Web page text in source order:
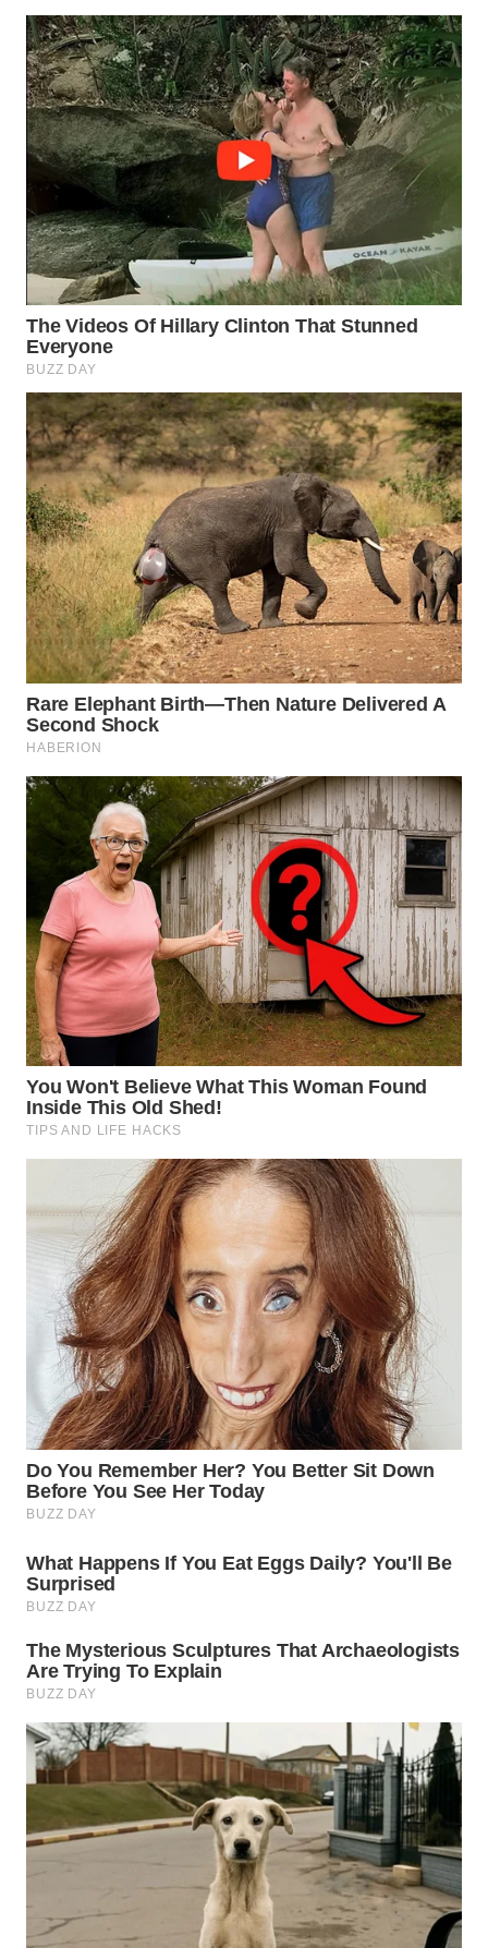
WN
TAPANULI
TENGAH
WN DELI
SERDANG
WN
TEBING
TINGGI
WN
PAKPAK
KARAWANG
WN
BEKASI
WN
BOGOR
WN
DEPOK
WN
TAPANULI
UTARA
SAMOSIR
WN
PADANG
LAWAS
WN
SUMEDANG
WN
CIANJUR
WN
KEPULAUAN
SERIBU
WN
TANGERANG
WN
BINJAI
WN
CIREBON
WN
WN
KUNINGAN
WN
MAJALENGKA
WN
SUBANG
WN
SUKABUMI
PURWAKARTA